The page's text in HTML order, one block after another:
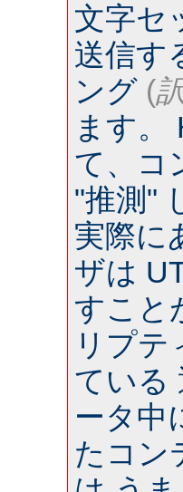
文字セ
送信す
ング (
ます。
て、コ
"推測"
実際に
ザは
すこと
リプ
ている
ータ中
たコン